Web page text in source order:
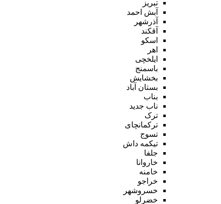
تبریز
آبش احمد
آذرشهر
آقکند
اسکو
اهر
ایلخچی
باسمنج
بخشایش
بستان آباد
بناب
ناب جدید
ترک
ترکمانچای
تسوج
تیکمه داش
جلفا
خاروانا
خامنه
خراجو
خسروشهر
خضرلو